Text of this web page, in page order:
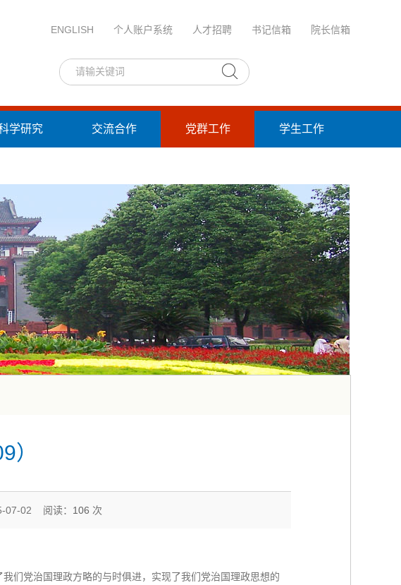
ENGLISH 个人账户系统 人才招聘 书记信箱 院长信箱
学研究 交流合作 党群工作 学生工作
）
07-02 阅读： 106 次
们党治国理政方略的与时俱进，实现了我们党治国理政思想的